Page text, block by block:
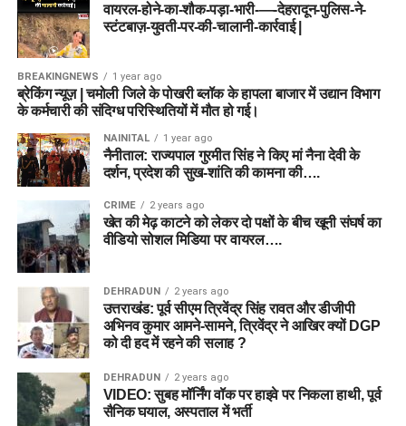
वायरल-होने-का-शौक-पड़ा-भारी-—-देहरादून-पुलिस-ने-
स्टंटबाज़-युवती-पर-की-चालानी-कार्रवाई |
BREAKINGNEWS 1 year ago
ब्रेकिंग न्यूज़ | चमोली जिले के पोखरी ब्लॉक के हापला बाजार में उद्यान विभाग
के कर्मचारी की संदिग्ध परिस्थितियों में मौत हो गई।
NAINITAL 1 year ago
नैनीताल: राज्यपाल गुरमीत सिंह ने किए मां नैना देवी के
दर्शन, प्रदेश की सुख-शांति की कामना की….
CRIME 2 years ago
खेत की मेढ़ काटने को लेकर दो पक्षों के बीच खूनी संघर्ष का
वीडियो सोशल मिडिया पर वायरल….
DEHRADUN 2 years ago
उत्तराखंड: पूर्व सीएम त्रिवेंद्र सिंह रावत और डीजीपी
अभिनव कुमार आमने-सामने, त्रिवेंद्र ने आखिर क्यों DGP
को दी हद में रहने की सलाह ?
DEHRADUN 2 years ago
VIDEO: सुबह मॉर्निंग वॉक पर हाइवे पर निकला हाथी, पूर्व
सैनिक घयाल, अस्पताल में भर्ती